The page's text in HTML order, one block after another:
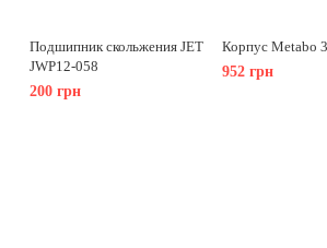
Подшипник скольжения JET
JWP12-058
200 грн
Корпус Metabo
952 грн